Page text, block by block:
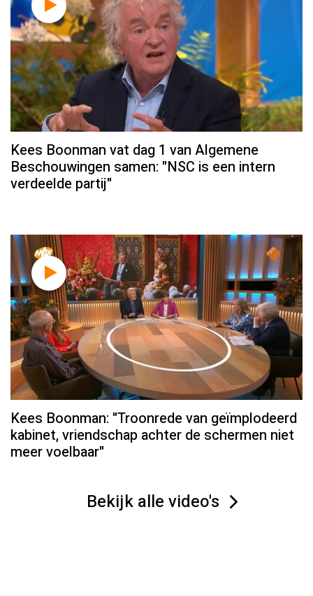
Kees Boonman vat dag 1 van Algemene
Beschouwingen samen: "NSC is een intern
verdeelde partij"
Kees Boonman: "Troonrede van geïmplodeerd
kabinet, vriendschap achter de schermen niet
meer voelbaar"
Bekijk alle video's